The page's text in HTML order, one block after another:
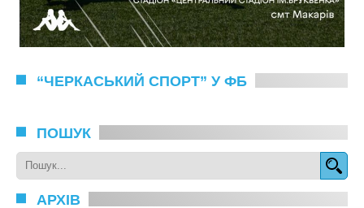
“ЧЕРКАСЬКИЙ СПОРТ” У ФБ
ПОШУК
АРХІВ